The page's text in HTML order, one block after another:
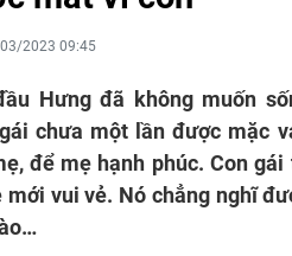
2023 09:45
Hưng đã không muốn
chưa một lần được mặc
để mẹ hạnh phúc. Con
mới vui vẻ. Nó chẳng nghĩ